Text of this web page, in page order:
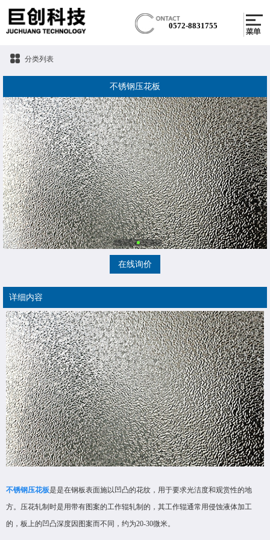
0572-8831755
分类列表
不锈钢压花板
在线询价
详细内容
不锈钢压花板是是在钢板表面施以凹凸的花纹，用于要求光洁度和观赏性的地
方。压花轧制时是用带有图案的工作辊轧制的，其工作辊通常用侵蚀液体加工
的，板上的凹凸深度因图案而不同，约为20-30微米。